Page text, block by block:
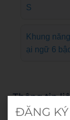
S
Khung
ại ngữ 6
Thông tin
ĐĂNG